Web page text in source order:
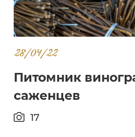
28/04/22
Питомник
саженцев
17